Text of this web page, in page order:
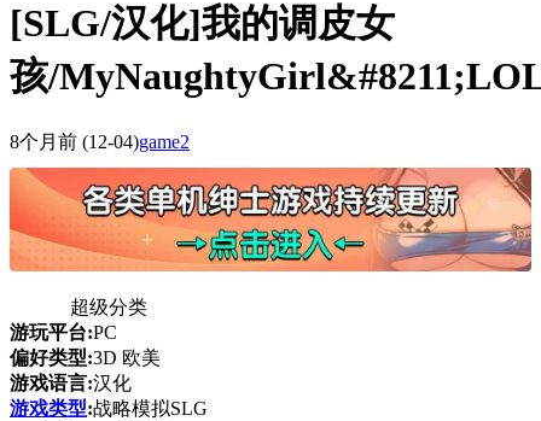
[SLG/汉化]我的调皮女
孩/
8个月前 (12-04)game2
超级分类
游玩平台:PC
偏好类型:3D 欧美
游戏语言:汉化
游戏类型:战略模拟SLG